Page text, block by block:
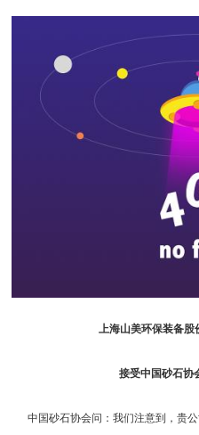
上海山美环保装备股
接受中国砂石协
中国砂石协会问：我们注意到，贵